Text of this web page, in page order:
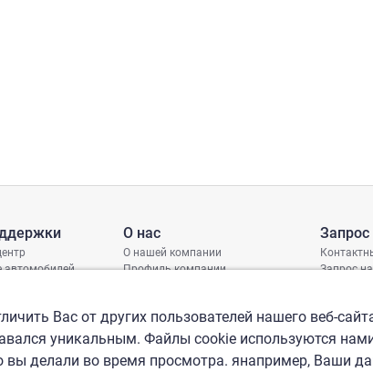
автомобилей
О нас
О нашей компании
Профиль компании
Запрос
Запрос
Вас от других пользователей нашего веб-
уникальным. Файлы cookie используются
вы делали во время просмотра. янапример, Ваши